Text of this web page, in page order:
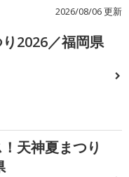
2026/08/06 更新
2026／福岡県
天神夏まつり